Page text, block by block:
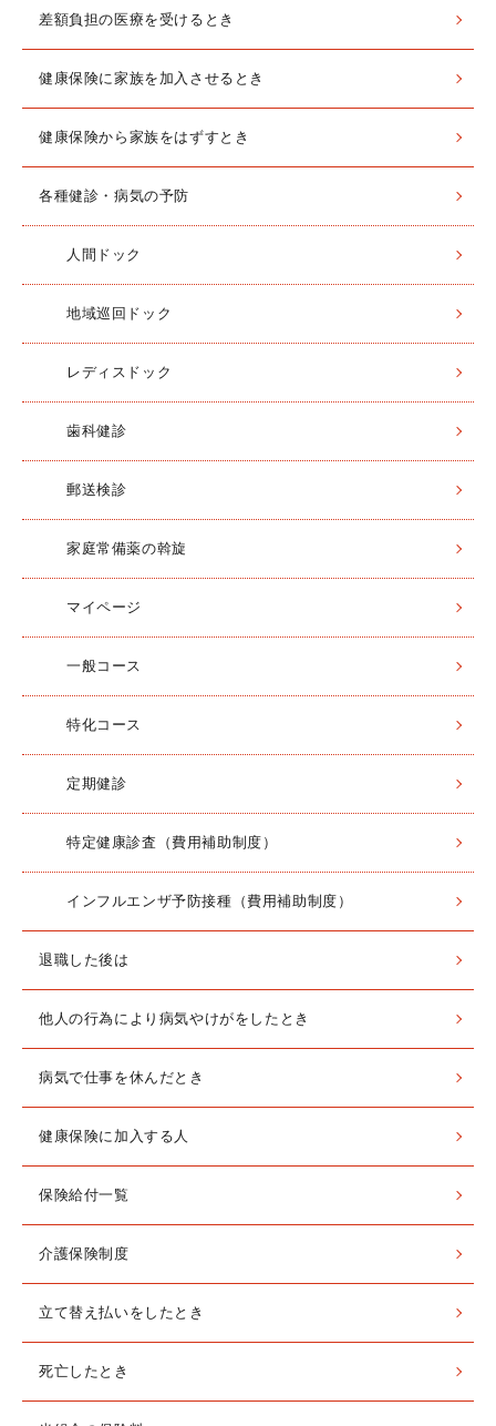
差額負担の医療を受けるとき
健康保険に家族を加入させるとき
健康保険から家族をはずすとき
各種健診・病気の予防
人間ドック
地域巡回ドック
レディスドック
歯科健診
郵送検診
家庭常備薬の斡旋
マイページ
一般コース
特化コース
定期健診
特定健康診査（費用補助制度）
インフルエンザ予防接種（費用補助制度）
退職した後は
他人の行為により病気やけがをしたとき
病気で仕事を休んだとき
健康保険に加入する人
保険給付一覧
介護保険制度
立て替え払いをしたとき
死亡したとき